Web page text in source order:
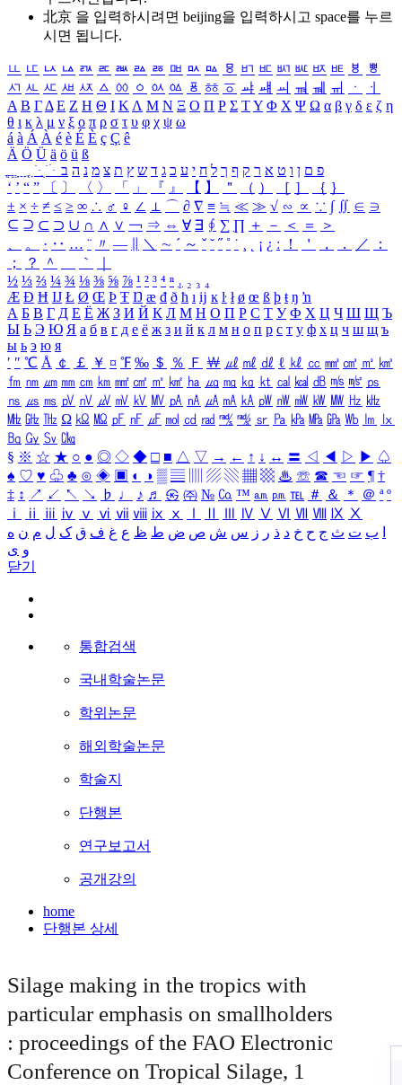
北京 을 입력하시려면 beijing을 입력하시고 space를 누르
시면 됩니다.
ㅥ ㅦ ㅧ ㅨ ㅩ ㅪ ㅫ ㅬ ㅭ ㅮ ㅯ ㅰ ㅱ ㅲ ㅳ ㅴ ㅵ ㅶ ㅷ ㅸ
ㅹ
ㅺ ㅻ ㅼ ㅽ ㅾ ㅿ ㆀ ㆁ ㆂ ㆃ ㆄ ㆅ ㆆ ㆇ ㆈ ㆉ ㆊ ㆋ ㆌ ㆍ
ㆎ
Α Β ΓΔ Ε Ζ Η Θ Ι ΚΛ Μ Ν Ξ Ο Π Ρ Σ ΤΥ Φ Χ Ψ Ω α β γ δ ε ζ η
θ ι κ λ μ ν ξ ο π ρ σ τ υ φ χ ψ ω
á à Á À é è É È ç Ç ê
Ä Ö Ü ä ö ü ß
ִֶֹ ֻּ ׁׂ פ ם ן ו ט א ר ק ף ך ל ח י ע כ ג ד ש ץ ת צ מ נ ה ב
‘ ’ “ ” 〔 〕 〈 〉 「 」 『 』 【 】 ＂ （ ） ［ ］ ｛ ｝
± × ÷ ≠ ≤ ≥ ∞ ∴ ♂ ♀ ∠ ⊥ ⌒ ∂ ∇ ≡ ≒ ≪ ≫ √ ∽ ∝ ∵ ∫ ∬ ∈ ∋
⊆ ⊇ ⊂ ⊃ ∪ ∩ ∧ ∨ ￢ ⇒ ⇔ ∀ ∃ ∮ ∑ ∏ ＋ － ＜ ＝
＞
、
。 · ‥ … ¨ 〃 ― ＼ ∼ ´ ～ ˇ ˘ ˝ ˚ ˙ ¸ ¡ ¿ ː ！ ＇ ， ． ／
：
；
？ ＾ ｀
½ ⅓ ⅔ ¼ ¾ ⅛ ⅜ ⅝ ⅞ ¹ ² ³ ⁴ ⁿ ₁ ₂ ₃ ₄
Æ Ð Ħ Ĳ Ł Ø Œ Þ Ŧ Ŋ æ đ ð ħ ı ĳ ĸ ŀ ł ø œ ß þ ŧ ŋ ŉ
А Б В Г Д Е Ё Ж З И Й К Л М Н О П Р С Т У Ф Х Ц Ч Ш Щ Ъ
Ы Ь Э Ю Я а б в г д е ё ж з и й к л м н о п р с т у ф х ц ч ш щ ъ
ы ь э ю я
′ ″ ℃ Å ￠ ￡ ￥ ¤ ℉ ‰ ＄ ％ Ｆ ￦ ㎕ ㎖ ㎗ ℓ ㎘ ㏄ ㎣ ㎤ ㎥ ㎦
㎙ ㎚ ㎛ ㎜ ㎝ ㎞ ㎟ ㎠ ㎡ ㎢ ㏊ ㎍ ㎎ ㎏ ㏏ ㎈ ㎉ ㏈ ㎧ ㎨ ㎰
㎱ ㎲ ㎳ ㎴ ㎵ ㎶ ㎷ ㎸ ㎹ ㎀ ㎁ ㎂ ㎃ ㎄ ㎺ ㎻ ㎽ ㎾ ㎿ ㎐ ㎑
㎒ ㎓ ㎔ Ω ㏀ ㏁ ㎊ ㎋ ㎌ ㏖ ㏅ ㎭ ㎮ ㎯ ㏛ ㎩ ㎪ ㎫ ㎬ ㏝ ㏐
㏓
㏃ ㏉ ㏜ ㏆
§ ※ ☆ ★ ○ ● ◎ ◇ ◆ □ ■ △ ▽ → ← ↑ ↓ ↔ 〓 ◁ ◀ ▷ ▶ ♤
♠ ♡ ♥ ♧ ♣ ⊙ ◈ ▣ ◐ ◑ ▒ ▤ ▨ ▧ ▦ ▩ ♨ ☏ ☎ ☜ ☞ ¶ †
‡ ↕ ↗ ↙ ↖ ↘ ♭ ♩ ♪ ♬ ㉿ ㈜ № ㏇ ™ ㏂ ㏘ ℡ ＃ ＆ ＊ ＠ ª º
ⅰ
ⅱ ⅲ ⅳ ⅴ ⅵ ⅶ ⅷ ⅸ ⅹ Ⅳ Ⅴ Ⅵ Ⅶ Ⅷ Ⅸ Ⅹ
ب ت ث ج ح خ د ذ ر ز س ش ص ض ط ظ ع غ ف ق ک ل م ن ه
و ی
닫기
통합검색
국내학술논문
학위논문
해외학술논문
학술지
단행본
연구보고서
공개강의
home
단행본 상세
Silage making in the tropics with
particular emphasis on smallholders
: proceedings of the FAO Electronic
Conference on Tropical Silage, 1